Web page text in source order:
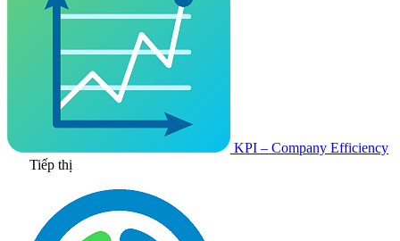
KPI – Company Efficiency
Tiếp thị